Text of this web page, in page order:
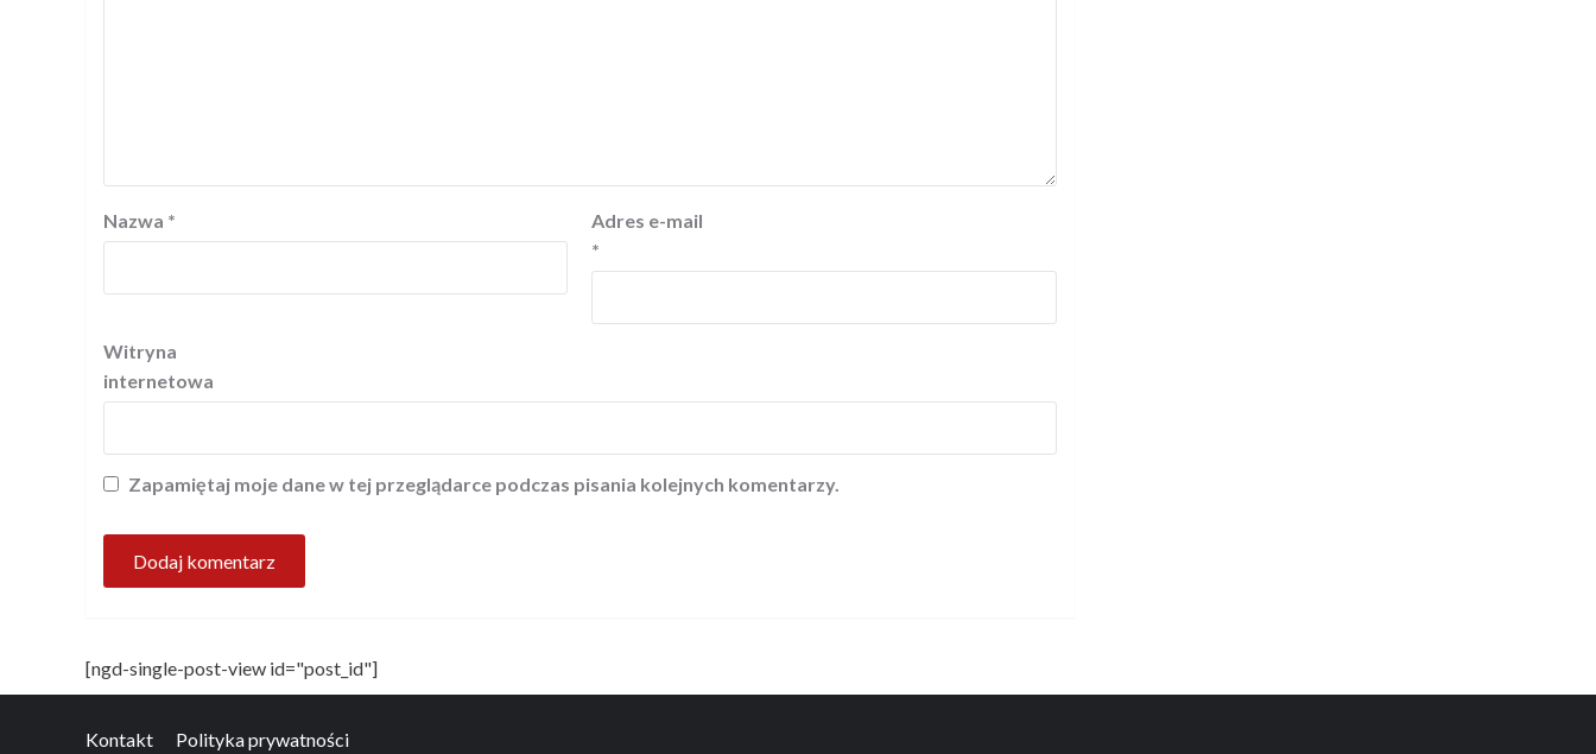
Nazwa *
Adres e-mail
*
Witryna
internetowa
Zapamiętaj moje dane w tej przeglądarce podczas pisania kolejnych komentarzy.
[ngd-single-post-view id="post_id"]
Kontakt Polityka prywatności